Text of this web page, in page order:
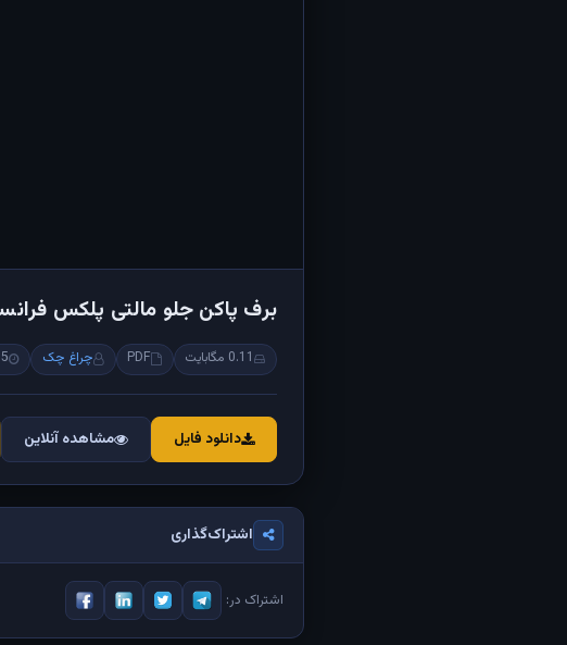
برف پاکن جلو مالتی پلکس
0.11 مگابایت PDF چراغ چک 5 سال پیش
دانلود فایل مشاهده آنلاین
اشتراک‌گذاری
اشتراک در: